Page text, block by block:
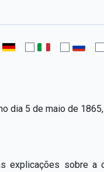
dia 5 de maio de
explicações sobre